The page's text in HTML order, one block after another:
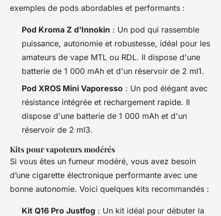
exemples de pods abordables et performants :
Pod Kroma Z d'Innokin : Un pod qui rassemble
puissance, autonomie et robustesse, idéal pour les
amateurs de vape MTL ou RDL. Il dispose d'une
batterie de 1 000 mAh et d'un réservoir de 2 ml1.
Pod XROS Mini Vaporesso : Un pod élégant avec
résistance intégrée et rechargement rapide. Il
dispose d'une batterie de 1 000 mAh et d'un
réservoir de 2 ml3.
Kits pour vapoteurs modérés
Si vous êtes un fumeur modéré, vous avez besoin
d’une cigarette électronique performante avec une
bonne autonomie. Voici quelques kits recommandés :
Kit Q16 Pro Justfog : Un kit idéal pour débuter la